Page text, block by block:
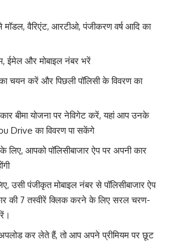
वैरिएंट, आरटीओ, पंजीकरण वर्ष आदि का
ईमेल और मोबाइल नंबर भरें
का चयन करें और पिछली पॉलिसी के विवरण का
बीमा योजना पर नेविगेट करें, यहां आप उनके
Drive का विवरण पा सकेंगे
लिए, आपको पॉलिसीबाजार ऐप पर अपनी कार
उसी पंजीकृत मोबाइल नंबर से पॉलिसीबाजार ऐप
की 7 तस्वीरें क्लिक करने के लिए सरल चरण-
कर लेते हैं, तो आप अपने प्रीमियम पर छूट